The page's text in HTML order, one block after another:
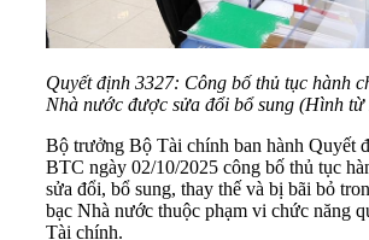
Quyết định 3327: Công bố thủ tục hành
Nhà nước được sửa đổi bổ sung (Hình từ
Bộ trưởng Bộ Tài chính ban hành Quyết
BTC ngày 02/10/2025 công bố thủ tục
sửa đổi, bổ sung, thay thế và bị bãi bỏ
bạc Nhà nước thuộc phạm vi chức năng
Tài chính.